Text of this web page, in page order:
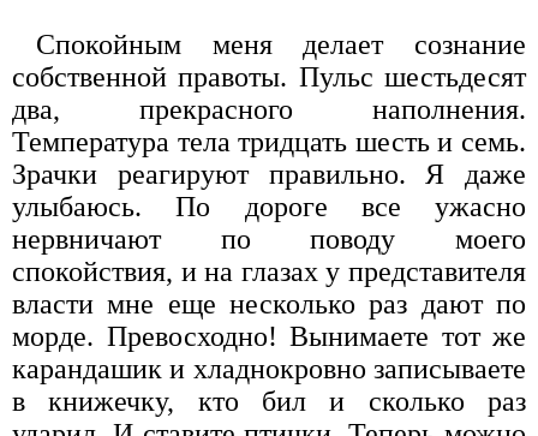
Спокойным меня делает сознание
собственной правоты. Пульс шестьдесят
два, прекрасного наполнения.
Температура тела тридцать шесть и семь.
Зрачки реагируют правильно. Я даже
улыбаюсь. По дороге все ужасно
нервничают по поводу моего
спокойствия, и на глазах у представителя
власти мне еще несколько раз дают по
морде. Превосходно! Вынимаете тот же
карандашик и хладнокровно записываете
в книжечку, кто бил и сколько раз